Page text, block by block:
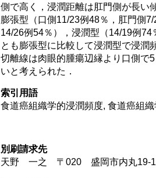
側で高く，浸潤距離は肛門側が長い
膨張型（口側11/23例48％，肛門側
14/26例54％），浸潤型（14/19例
とも膨張型に比較して浸潤型で浸潤
切離線は肉眼的腫瘍辺縁より口側で
いと考えられた．
索引用語
食道癌組織学的浸潤頻度, 食道癌組
別刷請求先
天野 一之 〒020 盛岡市内丸19-